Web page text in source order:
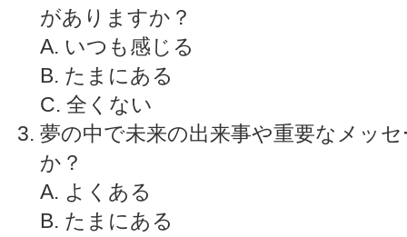
がありますか？
A. いつも感じる
B. たまにある
C. 全くない
夢の中で未来の出来事や重要なメッ
か？
A. よくある
B. たまにある